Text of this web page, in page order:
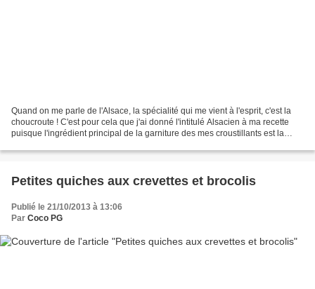
Quand on me parle de l'Alsace, la spécialité qui me vient à l'esprit, c'est la
choucroute ! C'est pour cela que j'ai donné l'intitulé Alsacien à ma recette
puisque l'ingrédient principal de la garniture des mes croustillants est la
Petites quiches aux crevettes et brocolis
Publié le 21/10/2013 à 13:06
Par Coco PG